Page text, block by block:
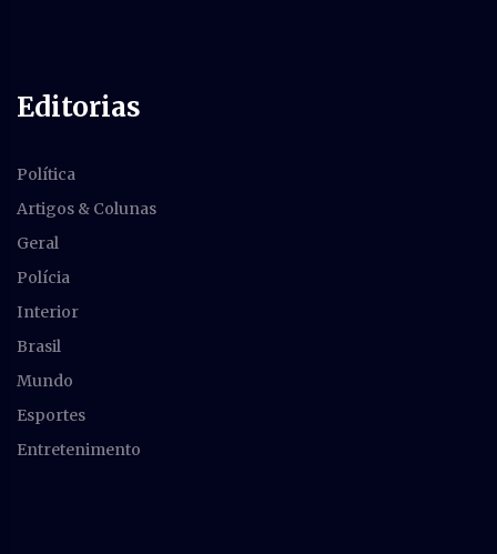
Editorias
Política
Artigos & Colunas
Geral
Polícia
Interior
Brasil
Mundo
Esportes
Entretenimento